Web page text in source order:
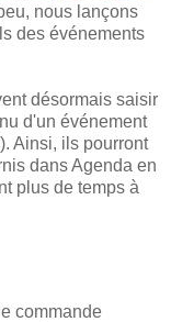
nous lançons
des événements
désormais saisir
d'un événement
Ainsi, ils pourront
dans Agenda en
plus de temps à
commande